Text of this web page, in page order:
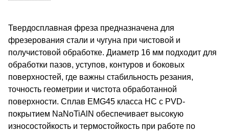
Твердосплавная фреза предназначена для
фрезерования стали и чугуна при чистовой и
получистовой обработке. Диаметр 16 мм подходит для
обработки пазов, уступов, контуров и боковых
поверхностей, где важны стабильность резания,
точность геометрии и чистота обработанной
поверхности. Сплав EMG45 класса HC с PVD-
покрытием NaNoTiAlN обеспечивает высокую
износостойкость и термостойкость при работе по